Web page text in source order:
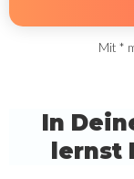
Mit *
In
lernst